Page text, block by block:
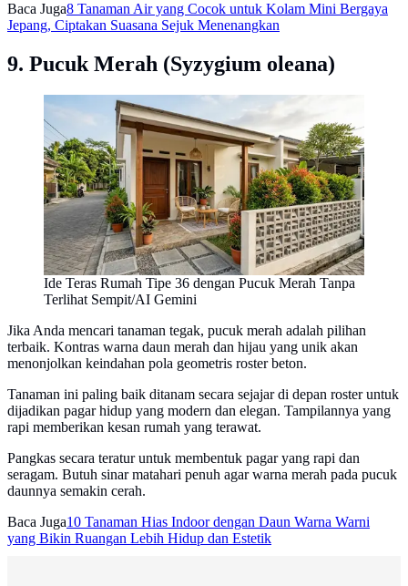
Baca Juga8 Tanaman Air yang Cocok untuk Kolam Mini Bergaya
Jepang, Ciptakan Suasana Sejuk Menenangkan
9. Pucuk Merah (Syzygium oleana)
Ide Teras Rumah Tipe 36 dengan Pucuk Merah Tanpa
Terlihat Sempit/AI Gemini
Jika Anda mencari tanaman tegak, pucuk merah adalah pilihan
terbaik. Kontras warna daun merah dan hijau yang unik akan
menonjolkan keindahan pola geometris roster beton.
Tanaman ini paling baik ditanam secara sejajar di depan roster untuk
dijadikan pagar hidup yang modern dan elegan. Tampilannya yang
rapi memberikan kesan rumah yang terawat.
Pangkas secara teratur untuk membentuk pagar yang rapi dan
seragam. Butuh sinar matahari penuh agar warna merah pada pucuk
daunnya semakin cerah.
Baca Juga10 Tanaman Hias Indoor dengan Daun Warna Warni
yang Bikin Ruangan Lebih Hidup dan Estetik